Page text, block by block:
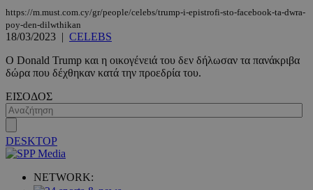
https://m.must.com.cy/gr/people/celebs/trump-i-epistrofi-sto-facebook-ta-dwra-
poy-den-dilwthikan
18/03/2023 | CELEBS
Ο Donald Trump και η οικογένειά του δεν δήλωσαν τα πανάκριβα
δώρα που δέχθηκαν κατά την προεδρία του.
ΕΙΣΟΔΟΣ
DESKTOP
NETWORK: